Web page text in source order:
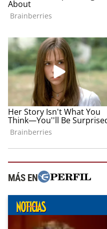
MÁS EN